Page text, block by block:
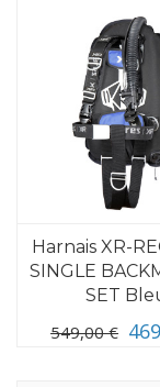
Harnais XR-
SINGLE
SET
549,00 €